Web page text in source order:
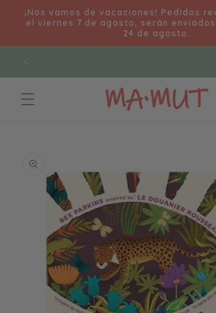
directamente
al contenido
¡Nos vamos de vacaciones! Pedidos
el viernes 7 de agosto, serán enviados
24 de agosto.
información
del producto